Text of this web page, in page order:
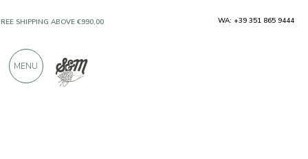
SHIPPING ABOVE €990,00
PRODUCTS FROM EXCELLENT
WA: +39 351 865 9444
MENU